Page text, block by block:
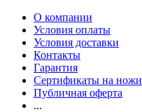
О компании
Условия оплаты
Условия доставки
Контакты
Гарантия
Сертификаты на ножи
Публичная оферта
...